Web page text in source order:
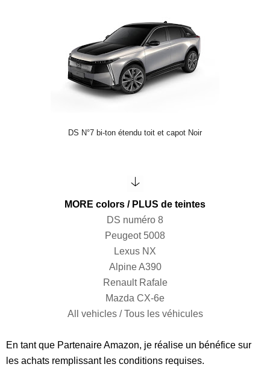
DS N°7 bi-ton étendu toit et capot Noir
MORE colors / PLUS de teintes
DS numéro 8
Peugeot 5008
Lexus NX
Alpine A390
Renault Rafale
Mazda CX-6e
All vehicles / Tous les véhicules
En tant que Partenaire Amazon, je réalise un bénéfice sur
les achats remplissant les conditions requises.